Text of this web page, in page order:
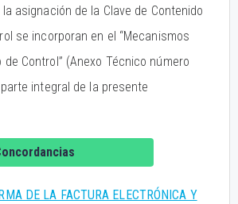
asignación de la Clave de Contenido
se incorporan en el “Mecanismos
Control” (Anexo Técnico número
integral de la presente
DE LA FACTURA ELECTRÓNICA Y